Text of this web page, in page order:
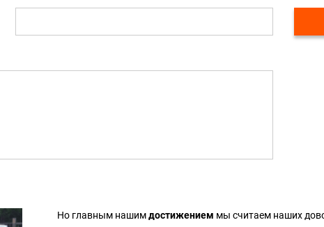
Но главным нашимдостижением мы считаем наших